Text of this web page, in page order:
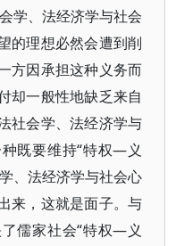
学、法经济学与社会
的理想必然会遭到削
方因承担这种义务而
却一般性地缺乏来自
社会学、法经济学与
既要维持“特权—义
、法经济学与社会心
来，这就是面子。与
儒家社会“特权—义